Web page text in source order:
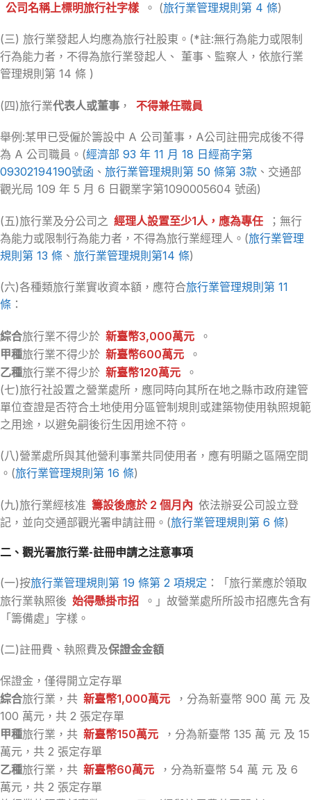
公司名稱上標明旅行社字樣
。 (旅行業管理規則第 4 條)
(三) 旅行業發起人均應為旅行社股東。(*註:無行為能力或限制
行為能力者，不得為旅行業發起人、 董事、監察人，依旅行業
管理規則第 14 條 )
(四)旅行業代表人或董事 ， 不得兼任職員
舉例:某甲已受僱於籌設中 A 公司董事，A公司註冊完成後不得
為 A 公司職員。(經濟部 93 年 11 月 18 日經商字第
09302194190號函 、 旅行業管理規則第 50 條第 3款 、交通部
觀光局 109 年 5 月 6 日觀業字第1090005604 號函)
(五)旅行業及分公司之 經理人設置至少1人，應為專任
；無行
為能力或限制行為能力者，不得為旅行業經理人。(旅行業管理
規則第 13 條 、 旅行業管理規則第14 條)
(六)各種類旅行業實收資本額，應符合旅行業管理規則第 11
條 ：
綜合旅行業不得少於 新臺幣3,000萬元
。
甲種旅行業不得少於 新臺幣600萬元
。
乙種旅行業不得少於 新臺幣120萬元
。
(七)旅行社設置之營業處所，應同時向其所在地之縣市政府建管
單位查證是否符合土地使用分區管制規則或建築物使用執照規範
之用途，以避免嗣後衍生因用途不符。
(八)營業處所與其他營利事業共同使用者，應有明顯之區隔空間
。(旅行業管理規則第 16 條)
(九)旅行業經核准 籌設後應於 2 個月內 依法辦妥公司設立登
記，並向交通部觀光署申請註冊。(旅行業管理規則第 6 條)
二、觀光署旅行業-註冊申請之注意事項
(一)按旅行業管理規則第 19 條第 2 項規定 ：「旅行業應於領取
旅行業執照後 始得懸掛市招
。」故營業處所所設市招應先含有
「籌備處」字樣。
(二)註冊費、執照費及保證金金額
保證金，僅得開立定存單
綜合旅行業，共 新臺幣1,000萬元
，分為新臺幣 900 萬 元 及
100 萬元，共 2 張定存單
甲種旅行業，共 新臺幣150萬元
，分為新臺幣 135 萬 元 及 15
萬元，共 2 張定存單
乙種旅行業，共 新臺幣60萬元
，分為新臺幣 54 萬 元 及 6
萬元，共 2 張定存單